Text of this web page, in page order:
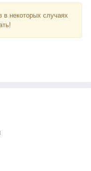
в некоторых случаях